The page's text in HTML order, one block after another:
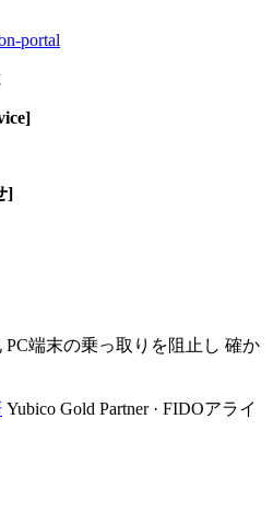
portal
]
端末の乗っ取りを阻止し 確か
Yubico Gold Partner · FIDOアライ